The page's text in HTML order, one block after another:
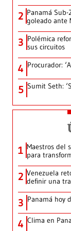
2 Panamá
goleado ante
3 Polémica
sus circuitos
4 Procurador:
5 Sumit Seth:
1 Maestros del
para
2 Venezuela
definir una
3 Panamá hoy
4 Clima en